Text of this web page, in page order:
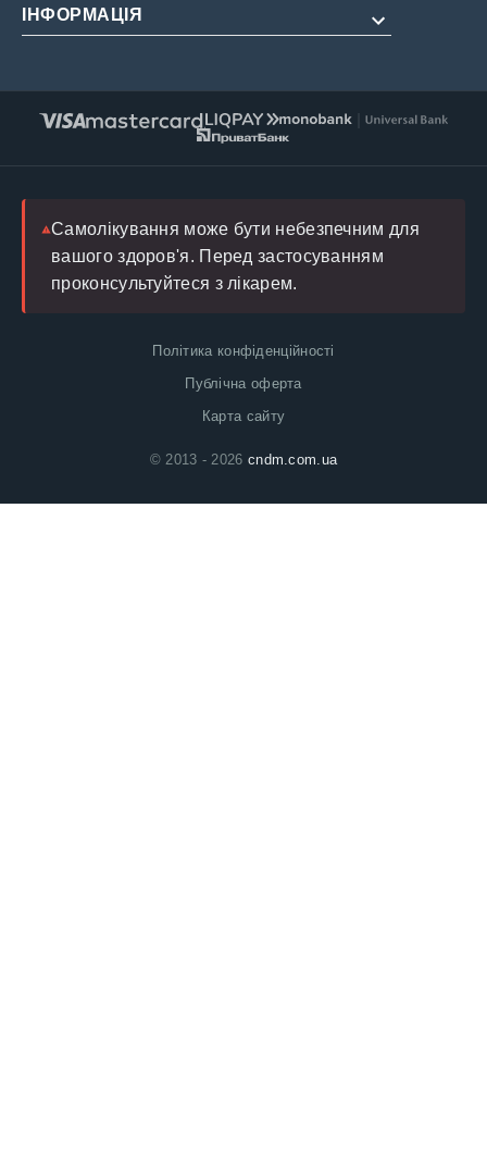
Для подовження
Про нас
Умови обслуговування
ІНФОРМАЦІЯ
Інструкції
Лікар
Самолікування може бути небезпечним для
вашого здоров'я. Перед застосуванням
проконсультуйтеся з лікарем.
Політика конфіденційності
Публічна оферта
Карта сайту
© 2013 - 2026 cndm.com.ua